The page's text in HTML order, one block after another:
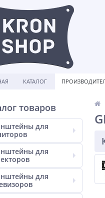
КАТАЛОГ
товаров
для
для
для